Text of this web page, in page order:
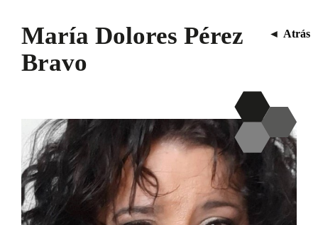
María Dolores Pérez
Bravo
◄ Atrás